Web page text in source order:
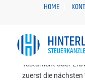
HOME
WARUM EIN TESTAMENT MEIST
Die gesetzliche
Testament oder
zuerst die nächsten